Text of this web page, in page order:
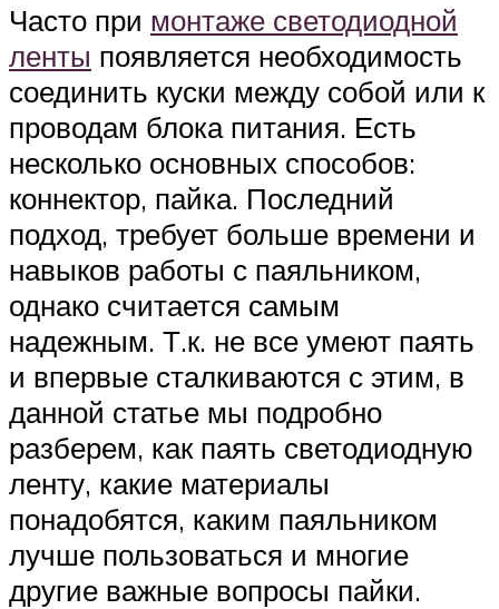
Часто при монтаже светодиодной
ленты появляется необходимость
соединить куски между собой или к
проводам блока питания. Есть
несколько основных способов:
коннектор, пайка. Последний
подход, требует больше времени и
навыков работы с паяльником,
однако считается самым
надежным. Т.к. не все умеют паять
и впервые сталкиваются с этим, в
данной статье мы подробно
разберем, как паять светодиодную
ленту, какие материалы
понадобятся, каким паяльником
лучше пользоваться и многие
другие важные вопросы пайки.